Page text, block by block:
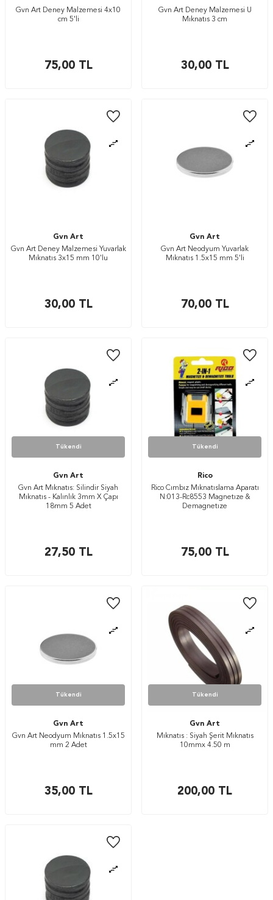
Gvn Art Deney Malzemesi 4x10
cm 5'li
75,00TL
Gvn Art Deney Malzemesi U
Mıknatıs 3 cm
30,00TL
Gvn Art
Gvn Art Deney Malzemesi Yuvarlak
Mıknatıs 3x15 mm 10'lu
30,00TL
Gvn Art
Gvn Art Neodyum Yuvarlak
Mıknatıs 1.5x15 mm 5'li
70,00TL
Tükendi
Gvn Art
Gvn Art Mıknatıs: Silindir Siyah
Mıknatıs - Kalınlık 3mm X Çapı
18mm 5 Adet
27,50TL
Tükendi
Rico
Rico Cımbız Mıknatıslama Aparatı
N:013-Rc8553 Magnetıze &
Demagnetıze
75,00TL
Tükendi
Gvn Art
Gvn Art Neodyum Mıknatıs 1.5x15
mm 2 Adet
35,00TL
Tükendi
Gvn Art
Mıknatıs : Siyah Şerit Mıknatıs
10mmx 4.50 m
200,00 TL